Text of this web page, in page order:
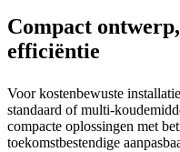
Compact
efficiëntie
Voor kostenbewuste
standaard of multi-
compacte oplossingen met
toekomstbestendige